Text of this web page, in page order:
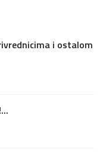
i ostalom